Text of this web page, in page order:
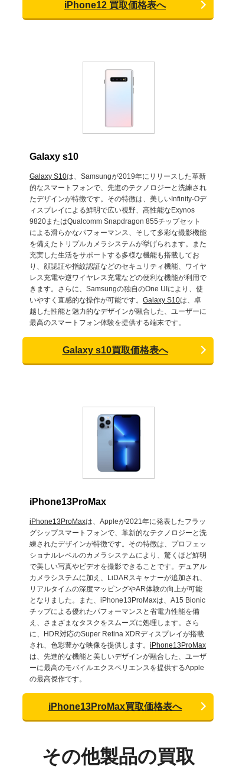
iPhone12 買取価格表へ
Galaxy s10
Galaxy S10は、Samsungが2019年にリリースした革新
的なスマートフォンで、先進のテクノロジーと洗練され
たデザインが特徴です。その特徴は、美しいInfinity-Oデ
ィスプレイによる鮮明で広い視野、高性能なExynos
9820またはQualcomm Snapdragon 855チップセット
による滑らかなパフォーマンス、そして多彩な撮影機能
を備えたトリプルカメラシステムが挙げられます。また
充実した生活をサポートする多様な機能も搭載してお
り、顔認証や指紋認証などのセキュリティ機能、ワイヤ
レス充電や逆ワイヤレス充電などの便利な機能が利用で
きます。さらに、Samsungの独自のOne UIにより、使
いやすく直感的な操作が可能です。 Galaxy S10は、卓
越した性能と魅力的なデザインが融合した、ユーザーに
最高のスマートフォン体験を提供する端末です。
Galaxy s10買取価格表へ
iPhone13ProMax
iPhone13ProMaxは、Appleが2021年に発表したフラッ
グシップスマートフォンで、革新的なテクノロジーと洗
練されたデザインが特徴です。その特徴は、プロフェッ
ショナルレベルのカメラシステムにより、驚くほど鮮明
で美しい写真やビデオを撮影できることです。デュアル
カメラシステムに加え、LiDARスキャナーが追加され、
リアルタイムの深度マッピングやAR体験の向上が可能
となりました。また、iPhone13ProMaxは、A15 Bionic
チップによる優れたパフォーマンスと省電力性能を備
え、さまざまなタスクをスムーズに処理します。さら
に、HDR対応のSuper Retina XDRディスプレイが搭載
され、色彩豊かな映像を提供します。 iPhone13ProMax
は、先進的な機能と美しいデザインが融合した、ユーザ
ーに最高のモバイルエクスペリエンスを提供するApple
の最高傑作です。
iPhone13ProMax買取価格表へ
その他製品の買取